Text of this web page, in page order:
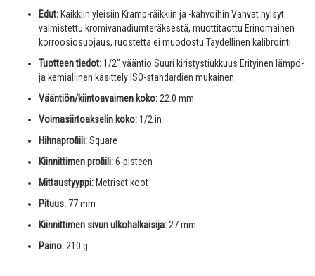
Edut: Kaikkiin yleisiin Kramp-räikkiin ja -kahvoihin Vahvat hylsyt
valmistettu kromivanadiumteräksestä, muottitaottu Erinomainen
korroosiosuojaus, ruostetta ei muodostu Täydellinen kalibrointi
Tuotteen tiedot:1/2" vääntiö Suuri kiristystiukkuus Erityinen lämpö-
ja kemiallinen käsittely ISO-standardien mukainen
Vääntiön/kiintoavaimen koko:22.0 mm
Voimasiirtoakselin koko:1/2 in
Hihnaprofiili:Square
Kiinnittimen profiili:6-pisteen
Mittaustyyppi: Metriset koot
Pituus: 77 mm
Kiinnittimen sivun ulkohalkaisija:27 mm
Paino:210 g